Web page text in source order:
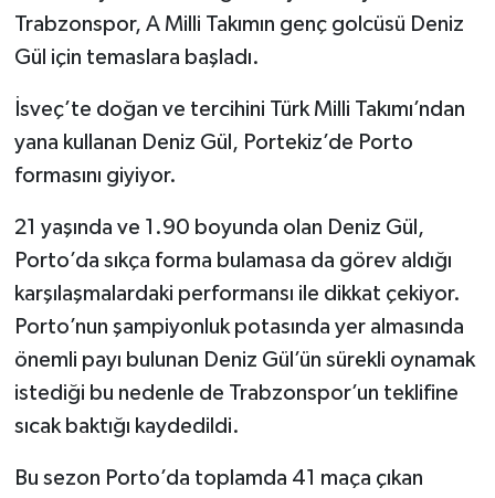
Trabzonspor, A Milli Takımın genç golcüsü Deniz
Gül için temaslara başladı.
İsveç’te doğan ve tercihini Türk Milli Takımı’ndan
yana kullanan Deniz Gül, Portekiz’de Porto
formasını giyiyor.
21 yaşında ve 1.90 boyunda olan Deniz Gül,
Porto’da sıkça forma bulamasa da görev aldığı
karşılaşmalardaki performansı ile dikkat çekiyor.
Porto’nun şampiyonluk potasında yer almasında
önemli payı bulunan Deniz Gül’ün sürekli oynamak
istediği bu nedenle de Trabzonspor’un teklifine
sıcak baktığı kaydedildi.
Bu sezon Porto’da toplamda 41 maça çıkan